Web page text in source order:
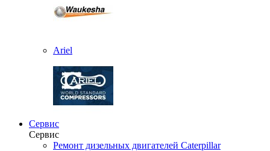
Ariel
Сервис
Сервис
Ремонт дизельных двигателей Caterpillar